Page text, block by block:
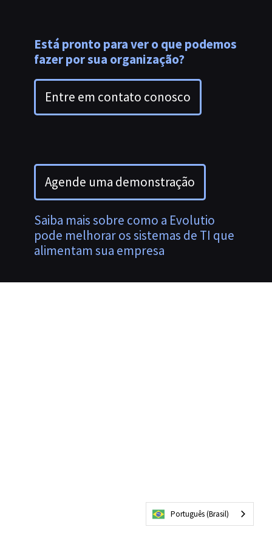
Está pronto para ver o que podemos
fazer por sua organização?
Entre em contato conosco
Agende uma demonstração
Saiba mais sobre como a Evolutio
pode melhorar os sistemas de TI que
alimentam sua empresa
Português (Brasil)